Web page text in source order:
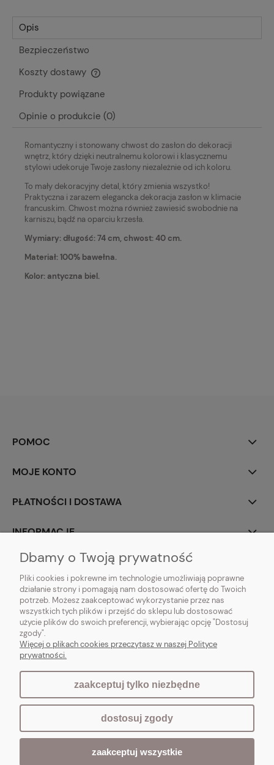
Opis
Bezpieczeństwo
Koszty dostawy
Cena nie zawiera ewentualnych kosztów płatności
Produkty powiązane
Opinie o produkcie (0)
Romantyczny i stonowany chwost do zasłon do dekoracji
wnętrz, który dzięki neutralnemu kolorowi i klasycznemu
stylowi udekoruje Twoje zasłony niezależnie od ich koloru.
To mały dekoracyjny detal, który zmienia wszystko!
Praktyczna i zarazem elegancka dekoracja zasłon w klimacie
francuskim. Chwost można również zawiesić swobodnie na
karniszu, bądź na oparciu krzesła.
Wymiary: długość: 74 cm, chwost: 40 cm.
Materiał: 100% bawełna.
Kolor: antyczna biel.
POMOC
MOJE KONTO
PŁATNOŚCI I DOSTAWA
INFORMACJE
O NAS
Vintagedeco.pl - sklep internetowy - meble i artykuły dekoracyjne do domu
i ogrodu w stylu vintage, skandynawskim, prowansalskim, boho, shabby
chic, industrialnym i loft.
Sklep internetowy Shoper.pl
Dbamy o Twoją prywatność
Pliki cookies i pokrewne im technologie umożliwiają poprawne
działanie strony i pomagają nam dostosować ofertę do Twoich
potrzeb. Możesz zaakceptować wykorzystanie przez nas
wszystkich tych plików i przejść do sklepu lub dostosować
użycie plików do swoich preferencji, wybierając opcję "Dostosuj
zgody".
Więcej o plikach cookies przeczytasz w naszej Polityce
prywatności.
zaakceptuj tylko niezbędne
dostosuj zgody
zaakceptuj wszystkie